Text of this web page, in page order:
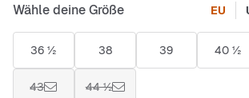
Wähle deine Größe EU
36 ½ 38 39 40 ½
43 44 ½